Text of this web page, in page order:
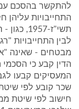
להתקשר בהסכם עם
התחייבויות עליהן
תשי"ז-
לבין התחייבויות
מבטחים - שאינה
הדין קבע כי
חישוב לפי שיטת